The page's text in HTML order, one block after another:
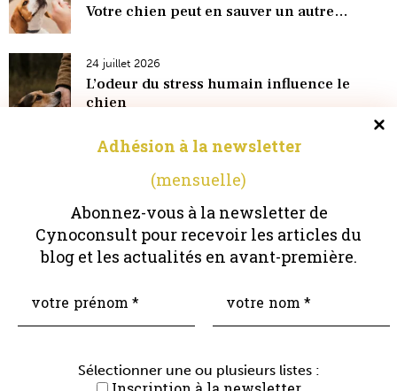
Gérer le consentement
Pour offrir les meilleures expériences, nous utilisons des technologies
appareils. Le fait de consentir à ces technologies nous permettra de traiter
Adhésion à la newsletter
(mensuelle)
Abonnez-vous à la newsletter de
Cynoconsult pour recevoir les articles du
blog et les actualités en avant-première.
Sélectionner une ou plusieurs listes :
Votre chien peut en sauver un autre…
24 juillet 2026
L’odeur du stress humain influence le
chien